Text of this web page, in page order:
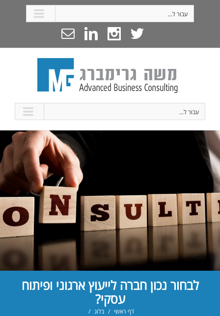
עבור ל...
עבור ל...
לבחור נכון חברה לייעוץ ארגוני ופיתוח
עסקי?
דף ראשי / בלוג /